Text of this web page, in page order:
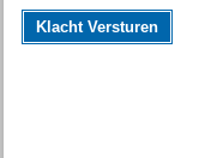
Klacht Versturen